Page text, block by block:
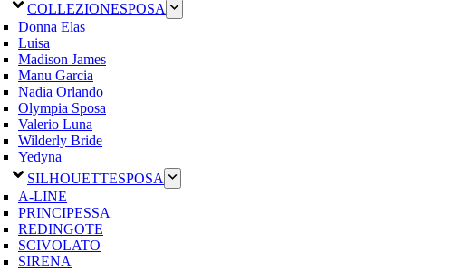
COLLEZIONESPOSA
Donna Elas
Luisa
Madison James
Manu Garcia
Nadia Orlando
Olympia Sposa
Valerio Luna
Wilderly Bride
Yedyna
SILHOUETTESPOSA
A-LINE
PRINCIPESSA
REDINGOTE
SCIVOLATO
SIRENA